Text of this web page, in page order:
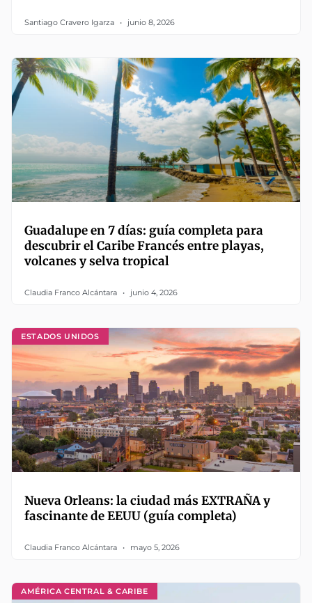
Santiago Cravero Igarza junio 8, 2026
Guadalupe en 7 días: guía completa para
descubrir el Caribe Francés entre playas,
volcanes y selva tropical
Claudia Franco Alcántara junio 4, 2026
ESTADOS UNIDOS
Nueva Orleans: la ciudad más EXTRAÑA y
fascinante de EEUU (guía completa)
Claudia Franco Alcántara mayo 5, 2026
AMÉRICA CENTRAL & CARIBE